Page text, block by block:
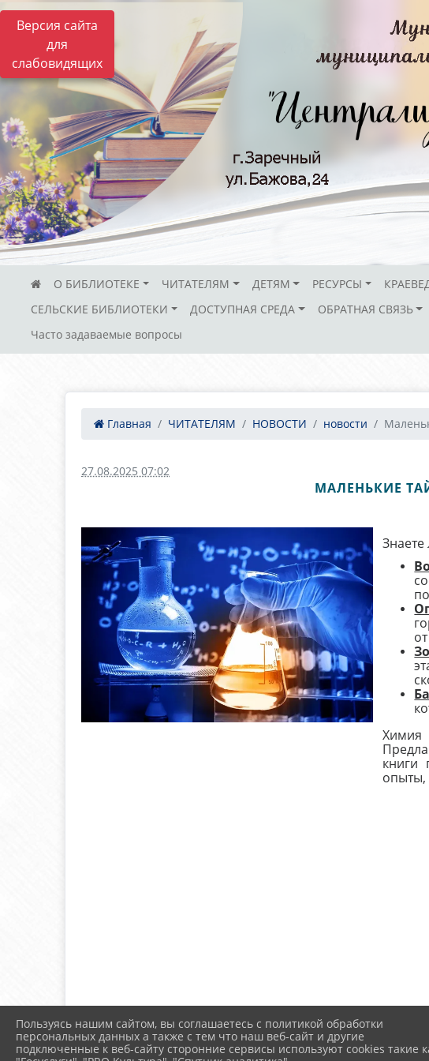
Версия сайта
для
слабовидящих
О БИБЛИОТЕКЕ ЧИТАТЕЛЯМ ДЕТЯМ РЕСУРСЫ
СЕЛЬСКИЕ БИБЛИОТЕКИ
ДОСТУПНАЯ СРЕДА ОБРАТНАЯ СВЯЗЬ
Часто задаваемые вопросы
Главная ЧИТАТЕЛЯМ НОВОСТИ новости
27.08.2025 07:02
МАЛЕНЬКИЕ
Знаете
Химия
книги
опыты,
С
Пользуясь нашим сайтом, вы соглашаетесь с политикой обработки
персональных данных а также с тем что наш веб-сайт и другие
подключенные к веб-сайту сторонние сервисы используют cookies такие